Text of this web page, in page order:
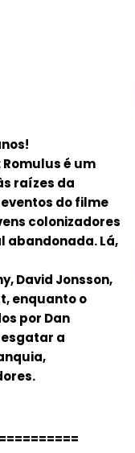
Romulus é um
raízes da
do filme
colonizadores
abandonada. Lá,
David Jonsson,
enquanto o
por Dan
a